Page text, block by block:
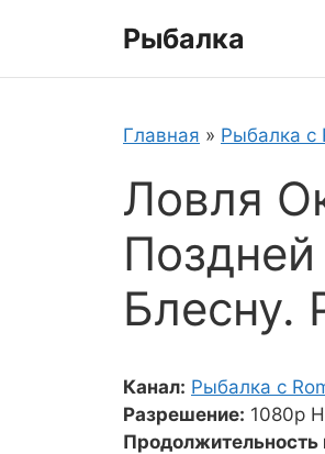
Рыбалка
Главная » Рыбалка с
Ловля
Блесну.
Канал: Рыбалка с
Разрешение: 1080p
Продолжительность